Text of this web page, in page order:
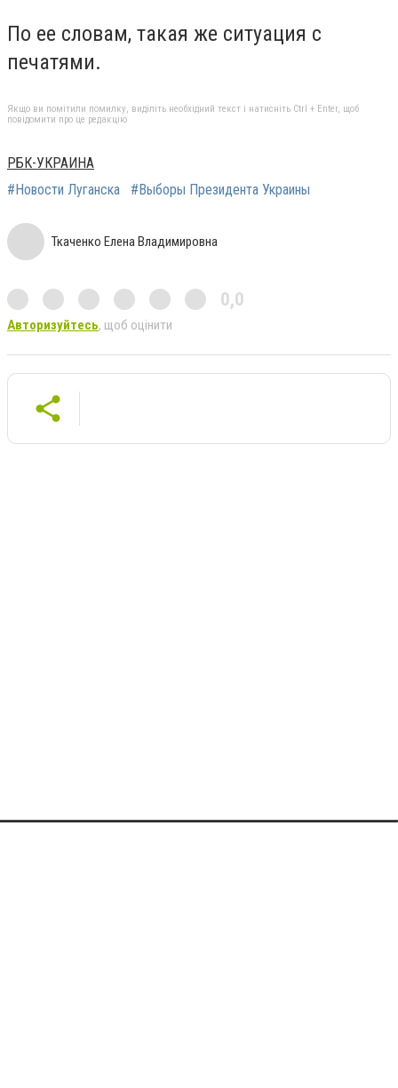
По ее словам, такая же ситуация с
печатями.
Якщо ви помітили помилку, виділіть необхідний текст і натисніть Ctrl + Enter, щоб
повідомити про це редакцію
РБК-УКРАИНА
#Новости Луганска
#Выборы Президента Украины
Ткаченко Елена Владимировна
0,0
Авторизуйтесь, щоб оцінити